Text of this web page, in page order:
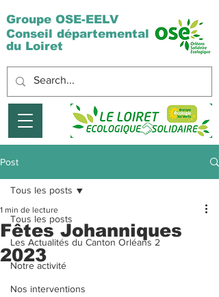
Groupe OSE-EELV
Conseil départemental
du Loiret
Post
Tous les posts
Les Actualités du Canton Orléans 2
Notre activité
Nos interventions
Tous les posts
Fêtes Johanniques
2023
1 min de lecture